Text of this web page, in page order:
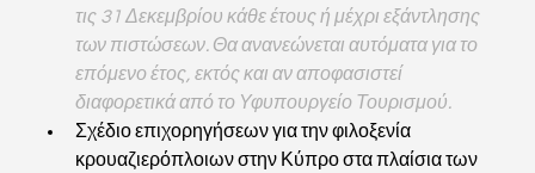
τις 31 Δεκεμβρίου κάθε έτους ή μέχρι εξάντλησης
των πιστώσεων. Θα ανανεώνεται αυτόματα για το
επόμενο έτος, εκτός και αν αποφασιστεί
διαφορετικά από το Υφυπουργείο Τουρισμού.
Σχέδιο επιχορηγήσεων για την φιλοξενία
κρουαζιερόπλοιων στην Κύπρο στα πλαίσια των